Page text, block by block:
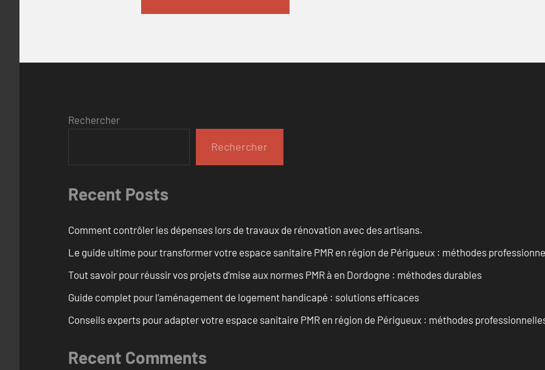
Rechercher
Rechercher
Recent Posts
Comment contrôler les dépenses lors de travaux de rénovation avec des artisans.
Le guide ultime pour transformer votre espace sanitaire PMR en région de Périgueux : méthodes
Tout savoir pour réussir vos projets d’mise aux normes PMR à en Dordogne : méthodes durables
Guide complet pour l’aménagement de logement handicapé : solutions efficaces
Conseils experts pour adapter votre espace sanitaire PMR en région de Périgueux : méthodes
Recent Comments